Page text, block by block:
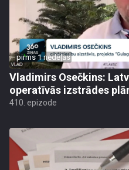
pirms 1 nedēļas
Vladimirs Osečkins:
operatīvās izstrādes
410. epizode